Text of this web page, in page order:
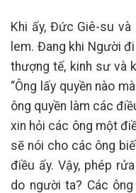
Khi ấy, Đức Giê-su
lem. Đang khi Người
thượng tế, kinh sư và
“Ông lấy quyền nào
ông quyền làm các
xin hỏi các ông một
sẽ nói cho các ông
điều ấy. Vậy, phép
do người ta? Các